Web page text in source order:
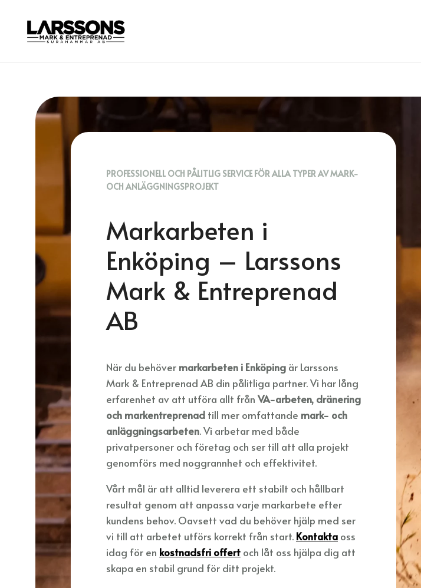
PROFESSIONELL OCH PÅLITLIG SERVICE FÖR ALLA TYPER AV MARK-
OCH ANLÄGGNINGSPROJEKT
Markarbeten i
Enköping – Larssons
Mark & Entreprenad
AB
När du behöver markarbeten i Enköping är Larssons
Mark & Entreprenad AB din pålitliga partner. Vi har lång
erfarenhet av att utföra allt frånVA-arbeten, dränering
och markentreprenad till mer omfattande mark- och
anläggningsarbeten. Vi arbetar med både
privatpersoner och företag och ser till att alla projekt
genomförs med noggrannhet och effektivitet.
Vårt mål är att alltid leverera ett stabilt och hållbart
resultat genom att anpassa varje markarbete efter
kundens behov. Oavsett vad du behöver hjälp med ser
vi till att arbetet utförs korrekt från start. Kontakta oss
idag för en kostnadsfri offert och låt oss hjälpa dig att
skapa en stabil grund för ditt projekt.